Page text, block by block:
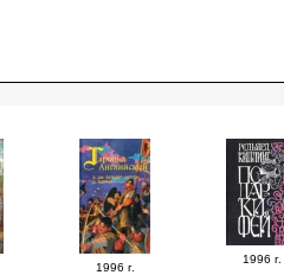
1996 г.
1996 г.